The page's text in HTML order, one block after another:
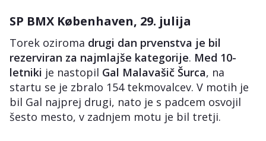
SP BMX Københaven, 29. julija
Torek oziroma drugi dan prvenstva je bil
rezerviran za najmlajše kategorije. Med 10-
letniki je nastopil Gal Malavašič Šurca, na
startu se je zbralo 154 tekmovalcev. V motih je
bil Gal najprej drugi, nato je s padcem osvojil
šesto mesto, v zadnjem motu je bil tretji.